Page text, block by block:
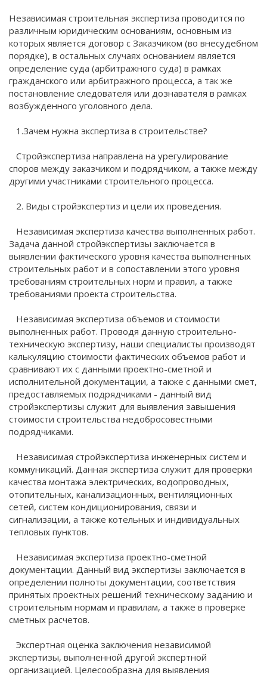
Независимая строительная экспертиза проводится по
различным юридическим основаниям, основным из
которых является договор с Заказчиком (во внесудебном
порядке), в остальных случаях основанием является
определение суда (арбитражного суда) в рамках
гражданского или арбитражного процесса, а так же
постановление следователя или дознавателя в рамках
возбужденного уголовного дела.
1.Зачем нужна экспертиза в строительстве?
Стройэкспертиза направлена на урегулирование
споров между заказчиком и подрядчиком, а также между
другими участниками строительного процесса.
2. Виды стройэкспертиз и цели их проведения.
Независимая экспертиза качества выполненных работ.
Задача данной стройэкспертизы заключается в
выявлении фактического уровня качества выполненных
строительных работ и в сопоставлении этого уровня
требованиям строительных норм и правил, а также
требованиями проекта строительства.
Независимая экспертиза объемов и стоимости
выполненных работ. Проводя данную строительно-
техническую экспертизу, наши специалисты производят
калькуляцию стоимости фактических объемов работ и
сравнивают их с данными проектно-сметной и
исполнительной документации, а также с данными смет,
предоставляемых подрядчиками - данный вид
стройэкспертизы служит для выявления завышения
стоимости строительства недобросовестными
подрядчиками.
Независимая стройэкспертиза инженерных систем и
коммуникаций. Данная экспертиза служит для проверки
качества монтажа электрических, водопроводных,
отопительных, канализационных, вентиляционных
сетей, систем кондиционирования, связи и
сигнализации, а также котельных и индивидуальных
тепловых пунктов.
Независимая экспертиза проектно-сметной
документации. Данный вид экспертизы заключается в
определении полноты документации, соответствия
принятых проектных решений техническому заданию и
строительным нормам и правилам, а также в проверке
сметных расчетов.
Экспертная оценка заключения независимой
экспертизы, выполненной другой экспертной
организацией. Целесообразна для выявления